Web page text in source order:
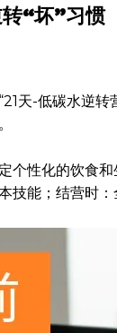
“坏”习惯
天-低碳水逆
个性化的饮食
技能；结营时